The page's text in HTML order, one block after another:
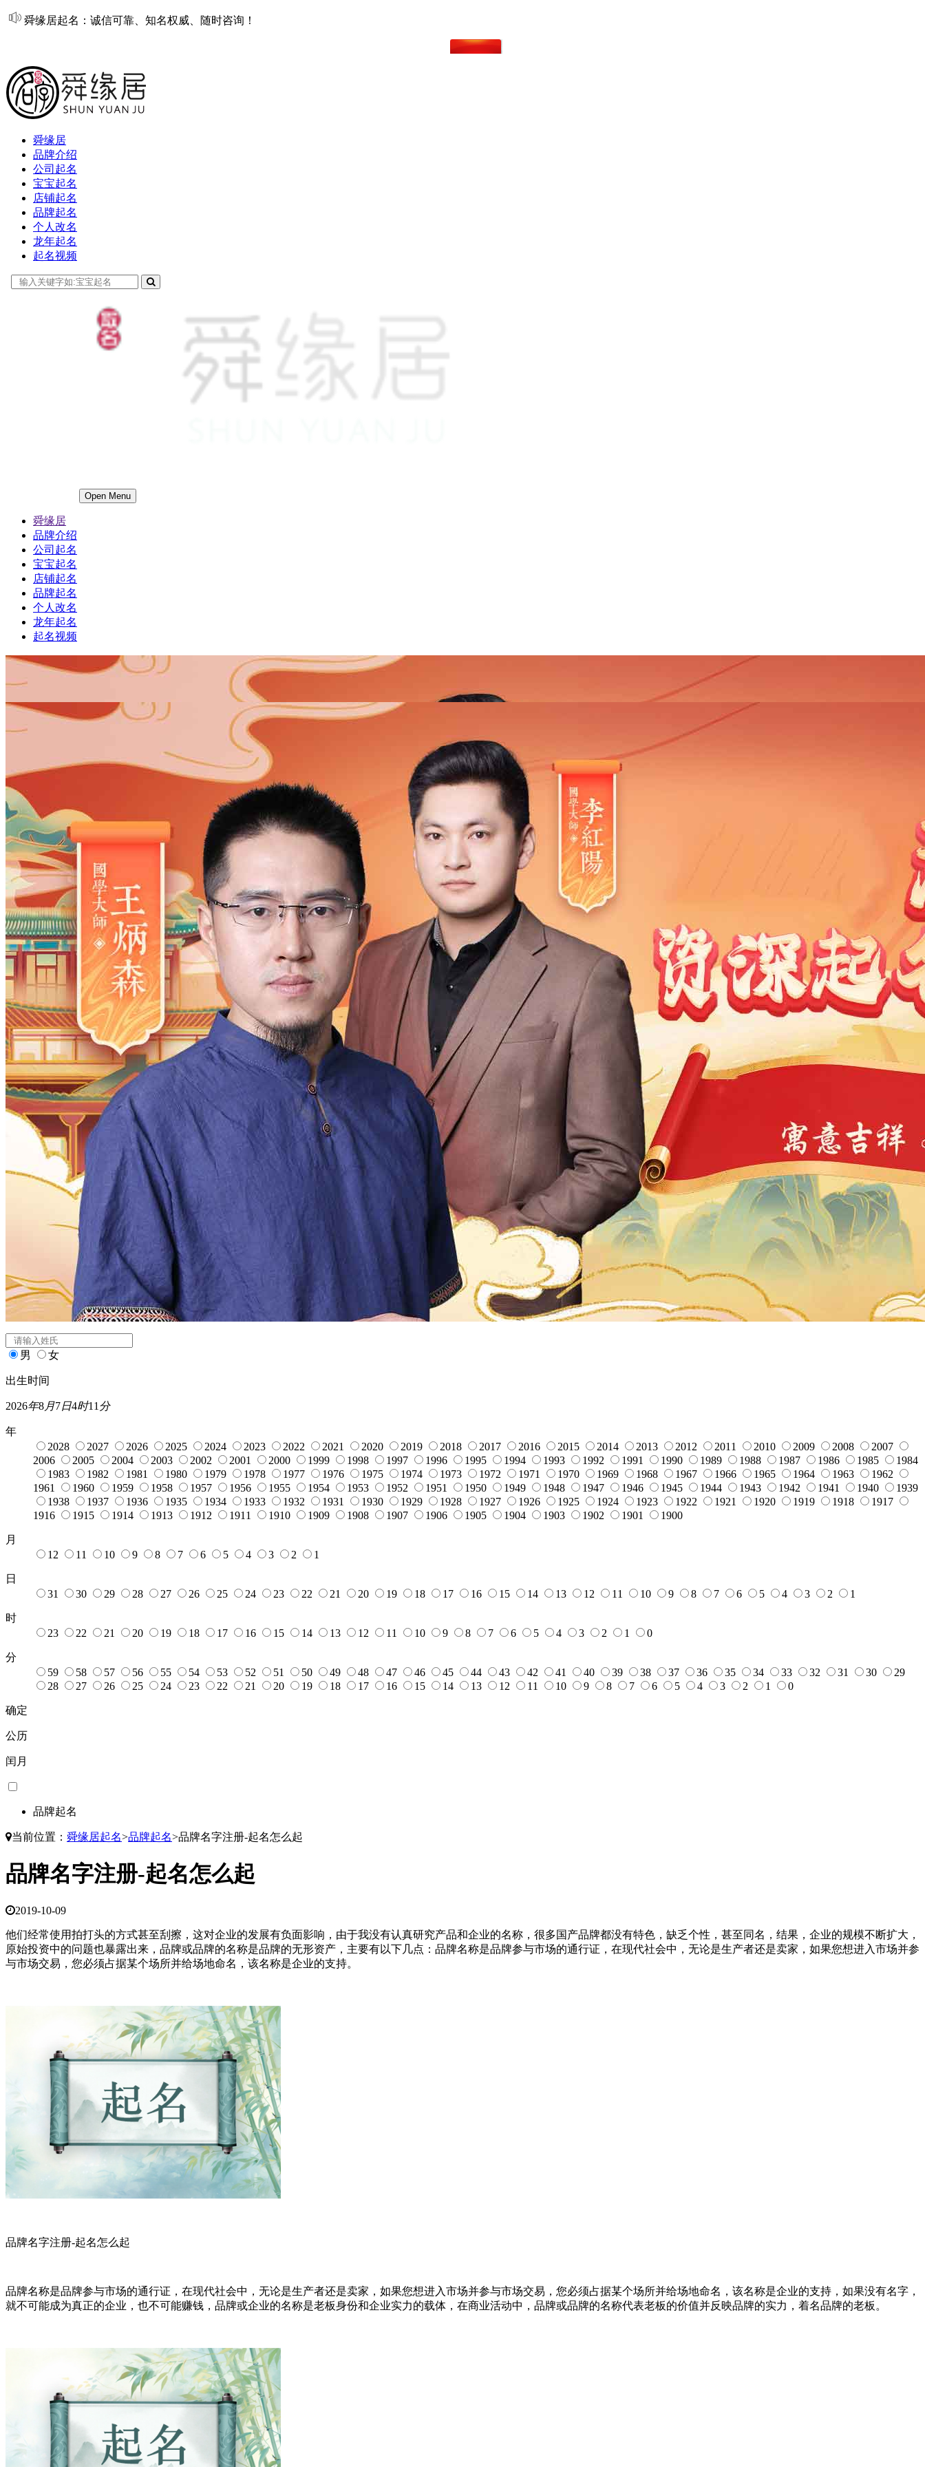
舜缘居起名：诚信可靠、知名权威、随时咨询！
舜缘居
品牌介绍
公司起名
宝宝起名
店铺起名
品牌起名
个人改名
龙年起名
起名视频
Open Menu
舜缘居
品牌介绍
公司起名
宝宝起名
店铺起名
品牌起名
个人改名
龙年起名
起名视频
男
男 女
出生时间
2026年 日4 11分
年
2028
2027 2026 2025 2024 2023 2022 2021 2020 2019 2018 2017 2016 2012
2007
2006
2005 2004 2003 2002 1998 1997 1996 1995 1994 1993 1992 1990 1989 1988 1987 1986 1985
1984
1983
1982 1981 1980 1979 1977 1975 1974 1973 1972 1971 1969 1968 1967 1966 1965 1964 1963
1962
1961
1960 1959 1958 1957 1955 1954 1953 1952 1951 1950 1948 1947 1946 1945 1944 1943 1942 1941 1940
1939
1938
1937 1936 1935 1934 1933 1932 1931 1929 1928 1927 1926 1924 1923 1922 1921 1920 1919 1918
1917
1915 1914 1913 1911 1910 1909 1908 1907 1906 1905 1902 1901 1900
月
12
11 10 9 8 7 6 4 3 2 1
日
31
30 29 28 27 26 25 24 23 19 18 17 9 7 6 5 4 1
时
23
22 21 20 19 18 17 16 14 13 11 8
59
58 56 52 51 50 49 48 45 40 39 38 37 33 32 31 30
29
28
27 25 24 22 21 14 9 8 6 2 1 0
品牌起名
*
男 女
出生时间
2026年8月7日4时11 分
年
2028
2027 2026 2025 2024 2023 2022 2021 2020 2019 2018 2017 2016 2015 2014 2013 2012 2011 2010 2009 2008
2007
2006
2005 2004 2003 2002 2001 2000 1999 1998 1997 1996 1995 1994 1993 1992 1991 1990 1989 1988 1987 1986 1985
1984
1983
1982 1981 1980 1979 1978 1977 1976 1975 1974 1973 1972 1971 1970 1969 1968 1967 1966 1965 1964 1963
1962
1961
1960 1959 1958 1957 1956 1955 1954 1953 1952 1951 1950 1949 1948 1947 1946 1945 1944 1943 1942 1941 1940
1939
1938
1937 1936 1935 1934 1933 1932 1931 1930 1929 1928 1927 1926 1925 1924 1923 1922 1921 1920 1919 1918
1917
1916
1915 1914 1913 1912 1911 1910 1909 1908 1907 1906 1905 1904 1903 1902 1901 1900
月
12
11 10 9 8 7 6 5 4 3 2 1
日
31
30 29 28 27 26 25 24 23 22 21 20 19 18 17 16 15 14 13 12 11 10 9 8 7 6 5 4 3 2 1
时
23
22 21 20 19 18 17 16 15 14 13 12 11 10 9 8 7 6 5 4 3 2 1 0
分
59
58 57 56 55 54 53 52 51 50 49 48 47 46 45 44 43 42 41 40 39 38 37 36 35 34 33 32 31 30
29
28
27 26 25 24 23 22 21 20 19 18 17 16 15 14 13 12 11 10 9 8 7 6 5 4 3 2 1 0
确定
公历
闰月
品牌起名
当前位置： 舜缘居起名>品牌起名>品牌名字注册-起名怎么起
品牌名字注册-起名怎么起
2019-10-09
他们经常使用拍打头的方式甚至刮擦，这对企业的发展有负面影响，由于我没有认真研究产品和企业的名称，很多国产品牌都没有特色，缺乏个性，甚至同名，结果，企业的规模不断扩大，
原始投资中的问题也暴露出来，品牌或品牌的名称是品牌的无形资产，主要有以下几点：品牌名称是品牌参与市场的通行证，在现代社会中，无论是生产者还是卖家，如果您想进入市场并参
与市场交易，您必须占据某个场所并给场地命名，该名称是企业的支持。
品牌名字注册-起名怎么起
品牌名称是品牌参与市场的通行证，在现代社会中，无论是生产者还是卖家，如果您想进入市场并参与市场交易，您必须占据某个场所并给场地命名，该名称是企业的支持，如果没有名字，
就不可能成为真正的企业，也不可能赚钱，品牌或企业的名称是老板身份和企业实力的载体，在商业活动中，品牌或品牌的名称代表老板的价值并反映品牌的实力，着名品牌的老板。